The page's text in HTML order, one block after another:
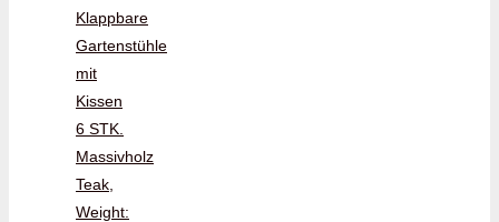
Klappbare
Gartenstühle
mit
Kissen
6 STK.
Massivholz
Teak,
Weight: